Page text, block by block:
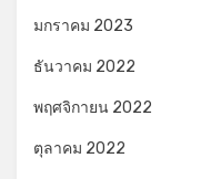
มกราคม 2023
ธันวาคม 2022
พฤศจิกายน 2022
ตุลาคม 2022